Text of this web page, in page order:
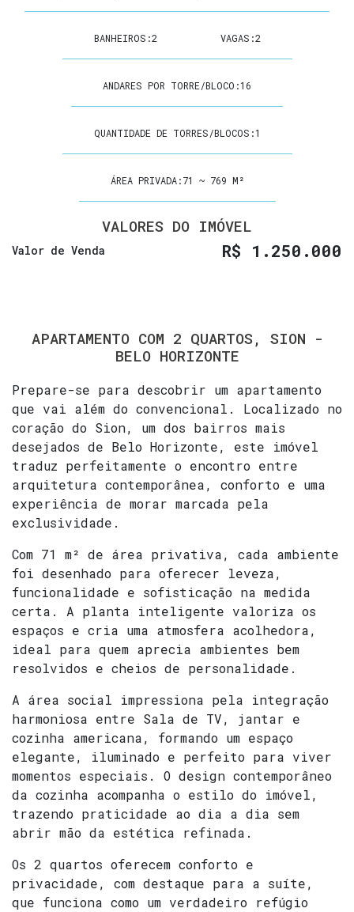
BANHEIROS:2 VAGAS:2
ANDARES POR TORRE/BLOCO:16
QUANTIDADE DE TORRES/BLOCOS:1
ÁREA PRIVADA:71 ~ 769 M²
VALORES DO IMÓVEL
R$ 1.250.000
Valor de Venda
APARTAMENTO COM 2 QUARTOS, SION -
BELO HORIZONTE
Prepare-se para descobrir um apartamento
que vai além do convencional. Localizado no
coração do Sion, um dos bairros mais
desejados de Belo Horizonte, este imóvel
traduz perfeitamente o encontro entre
arquitetura contemporânea, conforto e uma
experiência de morar marcada pela
exclusividade.
Com 71 m² de área privativa, cada ambiente
foi desenhado para oferecer leveza,
funcionalidade e sofisticação na medida
certa. A planta inteligente valoriza os
espaços e cria uma atmosfera acolhedora,
ideal para quem aprecia ambientes bem
resolvidos e cheios de personalidade.
A área social impressiona pela integração
harmoniosa entre Sala de TV, jantar e
cozinha americana, formando um espaço
elegante, iluminado e perfeito para viver
momentos especiais. O design contemporâneo
da cozinha acompanha o estilo do imóvel,
trazendo praticidade ao dia a dia sem
abrir mão da estética refinada.
Os 2 quartos oferecem conforto e
privacidade, com destaque para a suíte,
que funciona como um verdadeiro refúgio